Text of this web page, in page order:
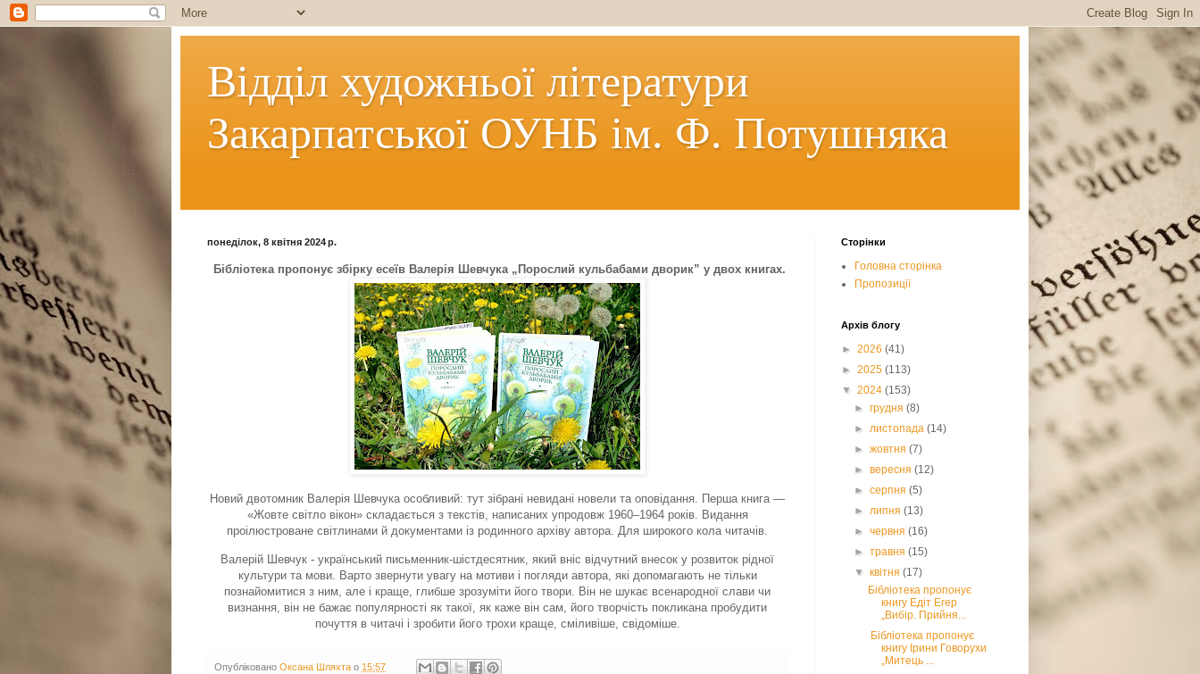
Відділ художньої літератури
Закарпатської ОУНБ ім. Ф. Потушняка
понеділок, 8 квітня 2024 р.
Бібліотека пропонує збірку есеїв Валерія Шевчука „Порослий кульбабами дворик” у двох книгах.
Новий двотомник Валерія Шевчука особливий: тут зібрані невидані новели та оповідання. Перша книга —
«Жовте світло вікон» складається з текстів, написаних упродовж 1960–1964 років. Видання
проілюстроване світлинами й документами із родинного архіву автора. Для широкого кола читачів.
Валерій Шевчук - український письменник-шістдесятник, який вніс відчутний внесок у розвиток рідної
культури та мови. Варто звернути увагу на мотиви і погляди автора, які допомагають не тільки
познайомитися з ним, але і краще, глибше зрозуміти його твори. Він не шукає всенародної слави чи
визнання, він не бажає популярності як такої, як каже він сам, його творчість покликана пробудити
почуття в читачі і зробити його трохи краще, сміливіше, свідоміше.
Опубліковано Оксана Шляхта о 15:57
Сторінки
Головна сторінка
Пропозиції
Архів блогу
► 2026 (41)
► 2025 (113)
▼ 2024 (153)
►грудня(8)
►листопада(14)
►жовтня(7)
►вересня(12)
►серпня(5)
►липня(13)
►червня(16)
►травня(15)
▼квітня(17)
Бібліотека пропонує
книгу Едіт Егер
„Вибір. Прийня...
Бібліотека пропонує
книгу Ірини Говорухи
„Митець ...